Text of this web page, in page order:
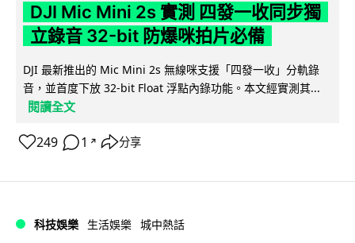
DJI Mic Mini 2s 實測 四發一收同步獨
立錄音 32-bit 防爆咪拍片必備
DJI 最新推出的 Mic Mini 2s 無線咪支援「四發一收」分軌錄
音，並首度下放 32-bit Float 浮點內錄功能。本文經實測其...
閱讀全文
249 1 ↗ 分享
科技娛樂 生活娛樂 城中熱話